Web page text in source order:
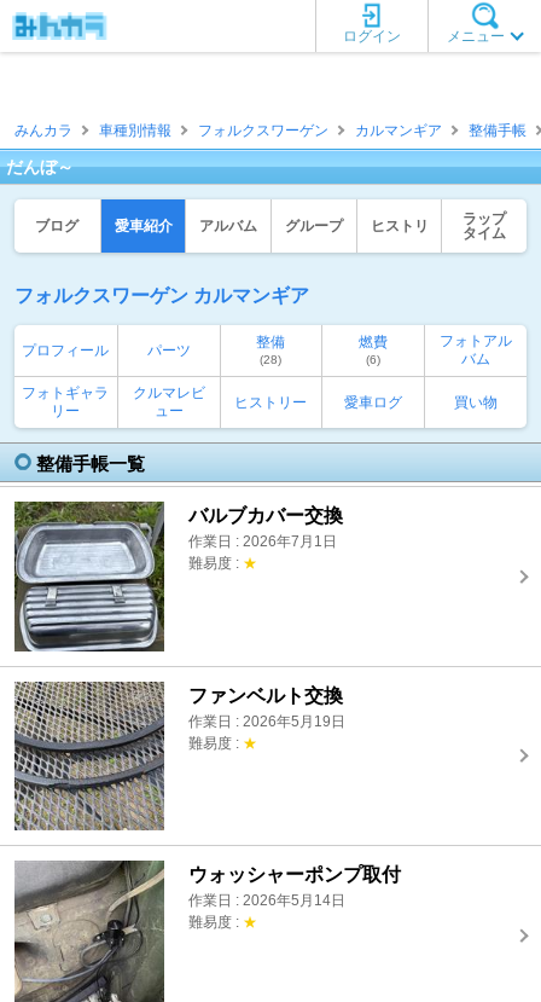
メニュー
ログイン
みんカラ 車種別情報 フォルクスワーゲン カルマンギア 整備手帳
だんぼ～
ブログ 愛車紹介 アルバム グループ ヒストリ
ラップ
タイム
フォルクスワーゲン カルマンギア
プロフィール パーツ 整備
(28)
燃費
(6)
フォトアル
バム
フォトギャラ
リー
クルマレビ
ュー
ヒストリー 愛車ログ 買い物
整備手帳一覧
バルブカバー交換
作業日 : 2026年7月1日
難易度 : ★
ファンベルト交換
作業日 : 2026年5月19日
難易度 : ★
ウォッシャーポンプ取付
作業日 : 2026年5月14日
難易度 : ★